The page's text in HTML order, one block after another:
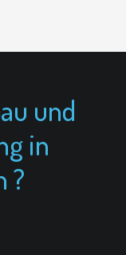
und
in
?